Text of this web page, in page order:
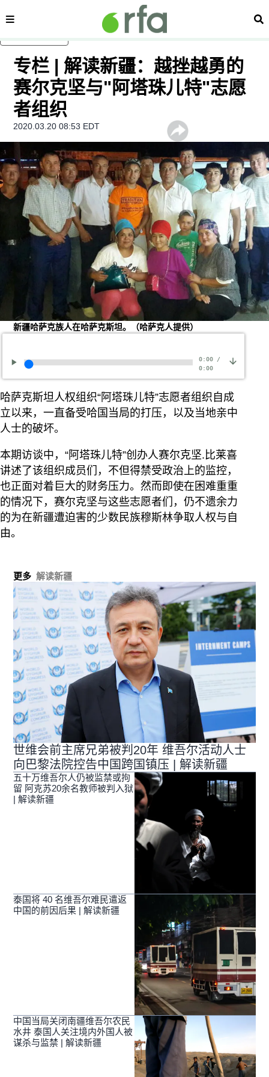
内容分类 搜
专栏 | 解读新疆：越挫越勇的
赛尔克坚与"阿塔珠儿特"志愿
者组织
2020.03.20 08:53 EDT
新疆哈萨克族人在哈萨克斯坦。（哈萨克人提供）
0:00/
0:00
哈萨克斯坦人权组织“阿塔珠儿特”志愿者组织自成
立以来，一直备受哈国当局的打压，以及当地亲中
人士的破坏。
本期访谈中，“阿塔珠儿特”创办人赛尔克坚.比莱喜
讲述了该组织成员们，不但得禁受政治上的监控，
也正面对着巨大的财务压力。然而即使在困难重重
的情况下，赛尔克坚与这些志愿者们，仍不遗余力
的为在新疆遭迫害的少数民族穆斯林争取人权与自
由。
更多 解读新疆
世维会前主席兄弟被判20年 维吾尔活动人士
向巴黎法院控告中国跨国镇压 | 解读新疆
五十万维吾尔人仍被监禁或拘
留 阿克苏20余名教师被判入狱
| 解读新疆
泰国将 40 名维吾尔难民遣返
中国的前因后果 | 解读新疆
中国当局关闭南疆维吾尔农民
水井 泰国人关注境内外国人被
谋杀与监禁 | 解读新疆